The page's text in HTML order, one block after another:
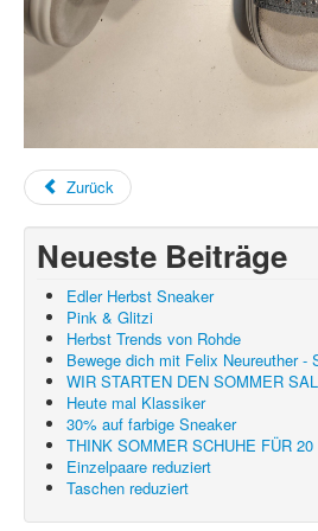
Zurück
Neueste Beiträge
Edler Herbst Sneaker
Pink & Glitzi
Herbst Trends von Rohde
Bewege dich mit Felix Neureuther -
WIR STARTEN DEN SOMMER
Heute mal Klassiker
30% auf farbige Sneaker
THINK SOMMER SCHUHE FÜR 20
Einzelpaare reduziert
Taschen reduziert